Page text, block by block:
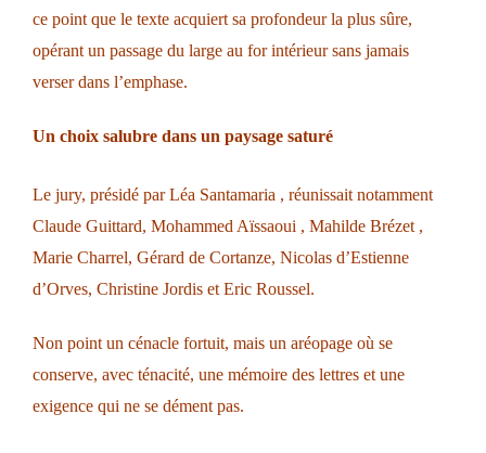
ce point que le texte acquiert sa profondeur la plus sûre,
opérant un passage du large au for intérieur sans jamais
verser dans l’emphase.
Un choix salubre dans un paysage saturé
Le jury, présidé par Léa Santamaria , réunissait notamment
Claude Guittard, Mohammed Aïssaoui , Mahilde Brézet ,
Marie Charrel, Gérard de Cortanze, Nicolas d’Estienne
d’Orves, Christine Jordis et Eric Roussel.
Non point un cénacle fortuit, mais un aréopage où se
conserve, avec ténacité, une mémoire des lettres et une
exigence qui ne se dément pas.